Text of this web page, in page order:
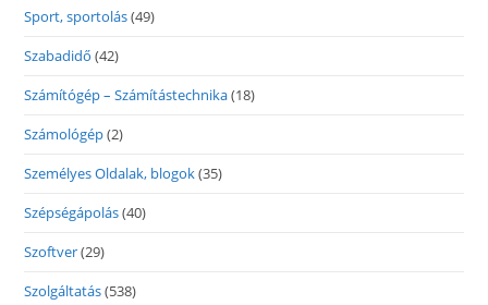
Sport, sportolás(49)
Szabadidő (42)
Számítógép – Számítástechnika(18)
Számológép(2)
Személyes Oldalak, blogok(35)
Szépségápolás(40)
Szoftver(29)
Szolgáltatás(538)